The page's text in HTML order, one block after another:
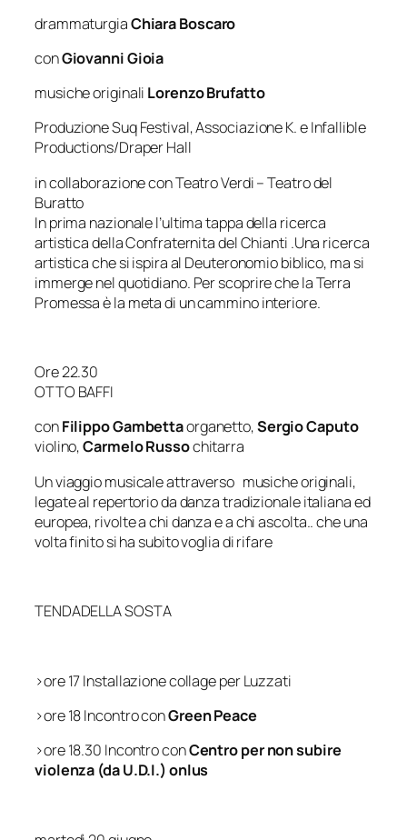
drammaturgiaChiara Boscaro
conGiovanni Gioia
musiche originali Lorenzo Brufatto
Produzione Suq Festival, Associazione K. e Infallible
Productions/Draper Hall
in collaborazione con Teatro Verdi – Teatro del
Buratto
In prima nazionale l’ultima tappa della ricerca
artistica della Confraternita del Chianti .Una ricerca
artistica che si ispira al Deuteronomio biblico, ma si
immerge nel quotidiano. Per scoprire che la Terra
Promessa è la meta di un cammino interiore.
Ore 22.30
OTTO BAFFI
conFilippo Gambettaorganetto,Sergio Caputo
violino,Carmelo Russochitarra
Un viaggio musicale attraverso musiche originali,
legate al repertorio da danza tradizionale italiana ed
europea, rivolte a chi danza e a chi ascolta.. che una
volta finito si ha subito voglia di rifare
TENDADELLA SOSTA
>ore 17 Installazione collage per Luzzati
>ore 18 Incontro conGreen Peace
>ore 18.30 Incontro conCentro per non subire
violenza (da U.D.I.) onlus